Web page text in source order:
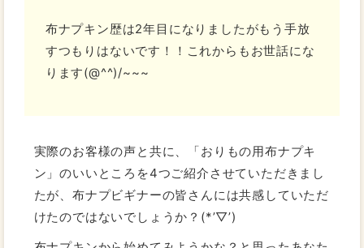
布ナプキン歴は2年目になりましたがもう手放
すつもりはないです！！これからもお世話にな
ります(@^^)/~~~
実際のお客様の声と共に、「おりもの用布ナプキ
ン」のいいところを4つご紹介させていただきまし
たが、布ナプビギナーの皆さんには共感していただ
けたのではないでしょうか？(*’▽’)